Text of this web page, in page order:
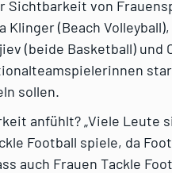
Sichtbarkeit von
Klinger (Beach
(beide Basketball)
sollen.
anfühlt? „Viele Leute
Football spiele, da
auch Frauen Tackle